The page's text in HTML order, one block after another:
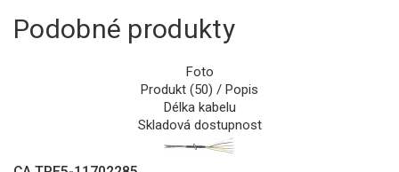
Podobné produkty
Foto
Produkt (50) / Popis
Délka kabelu
Skladová dostupnost